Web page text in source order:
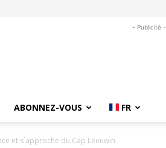
- Publicité -
ABONNEZ-VOUS FR
et s´approche du Cap Leeuwin